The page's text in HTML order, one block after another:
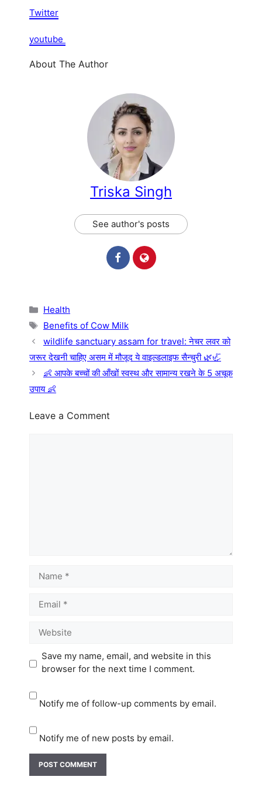
Twitter
youtube
About The Author
Triska Singh
See author's posts
Categories
Health
Tags
Benefits of Cow Milk
wildlife sanctuary assam for travel: नेचर लवर को
जरूर देखनी चाहिए असम में मौजूद ये वाइल्डलाइफ सैन्चुरी 🌿🦏
👶 आपके बच्चों की आँखों स्वस्थ और सामान्य रखने के 5 अचूक
उपाय 👶
Leave a Comment
Name
Email
Website
Save my name, email, and website in this
browser for the next time I comment.
Notify me of follow-up comments by email.
Notify me of new posts by email.